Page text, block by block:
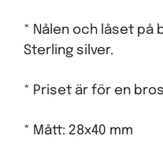
* Nålen och låset på
Sterling silver.
* Priset är för en
* Mått: 28x40 mm